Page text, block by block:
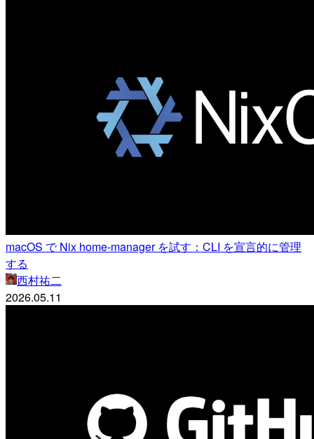
macOS で Nix home-manager を試す：CLI を宣言的に管理
する
西村祐二
2026.05.11